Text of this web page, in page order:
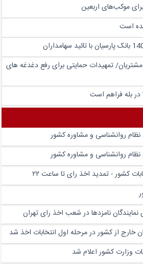
موکب‌های اربعین
است
تمهیدات حمایتی برای رفع دغدغه های
روانشناسی و مشاوره کشور
روانشناسی و مشاوره کشور